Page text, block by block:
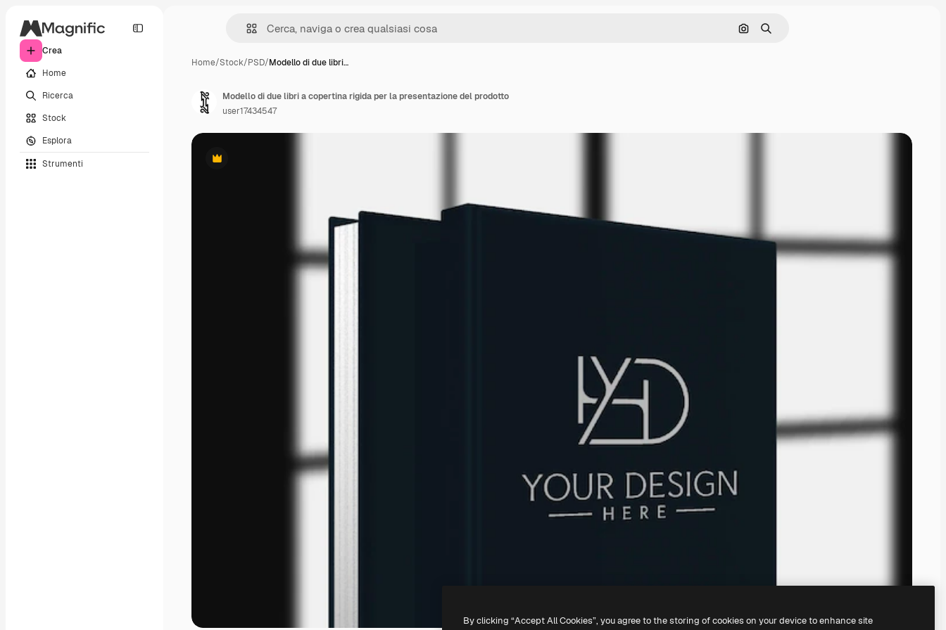
Crea
Home
Ricerca
Stock
Esplora
Strumenti
Cerca per immagine
Ricerca
Home/Stock/PSD/Modello di due libri…
Premium
Modello di due libri a copertina rigida per la presentazione del prodotto
user17434547
By clicking “Accept All Cookies”, you agree to the storing of cookies on your device to enhance site